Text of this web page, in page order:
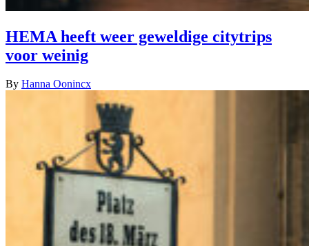
HEMA heeft weer geweldige citytrips
voor weinig
By Hanna Oonincx